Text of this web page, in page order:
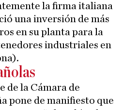
la firma italiana
una inversión de más
en su planta para la
industriales en
de la Cámara de
pone de manifiesto que